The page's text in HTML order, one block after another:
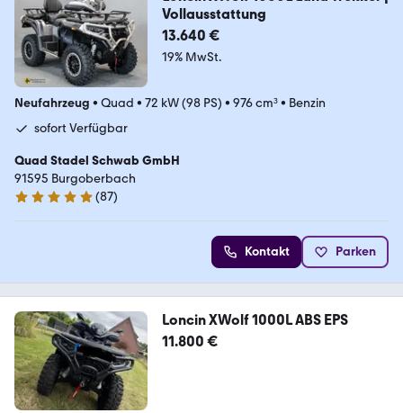
Vollausstattung
13.640 €
19% MwSt.
Neufahrzeug • Quad • 72 kW (98 PS) • 976 cm³• Benzin
sofort Verfügbar
Quad Stadel Schwab GmbH
91595 Burgoberbach
5 Sterne
(87)
Kontakt Parken
Loncin XWolf 1000L ABS EPS
11.800 €